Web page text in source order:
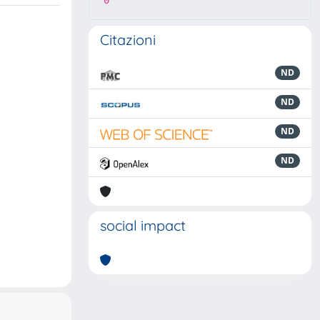
Citazioni
ND
ND
ND
ND
social impact